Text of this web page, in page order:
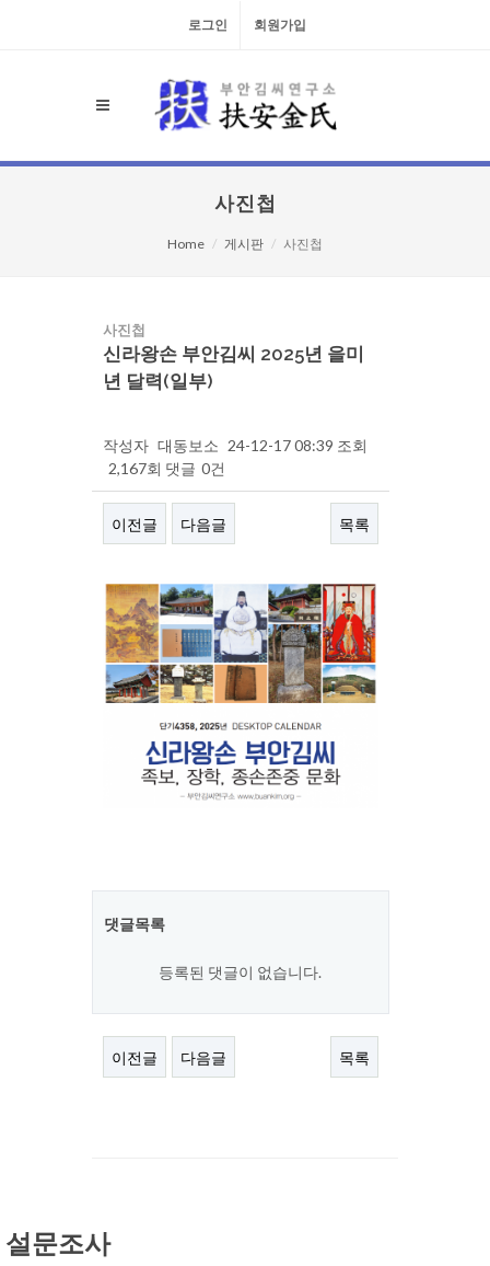
로그인 회원가입
사진첩
Home 게시판 사진첩
사진첩
신라왕손 부안김씨 2025년 을미
년 달력(일부)
작성자 대동보소 24-12-17 08:39 조회
2,167회 댓글 0건
이전글 다음글 목록
본문
댓글목록
등록된 댓글이 없습니다.
이전글 다음글 목록
설문조사